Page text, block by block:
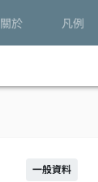
關於 凡例
一般資料